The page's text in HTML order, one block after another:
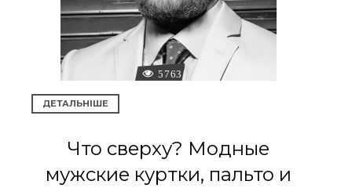
5763
ДЕТАЛЬНІШЕ
Что сверху? Модные
мужские куртки, пальто и